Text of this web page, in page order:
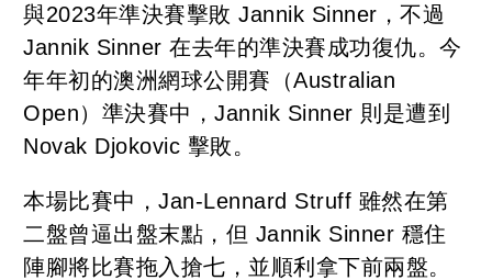
與2023年準決賽擊敗 Jannik Sinner，不過
Jannik Sinner 在去年的準決賽成功復仇。今
年年初的澳洲網球公開賽（Australian
Open）準決賽中，Jannik Sinner 則是遭到
Novak Djokovic 擊敗。
本場比賽中，Jan-Lennard Struff 雖然在第
二盤曾逼出盤末點，但 Jannik Sinner 穩住
陣腳將比賽拖入搶七，並順利拿下前兩盤。